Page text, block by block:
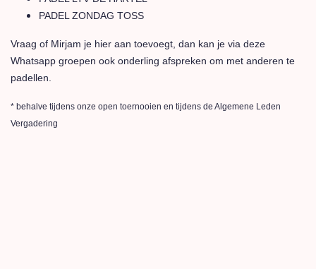
PADEL ZONDAG TOSS
Vraag of Mirjam je hier aan toevoegt, dan kan je via deze
Whatsapp groepen ook onderling afspreken om met anderen te
padellen.
* behalve tijdens onze open toernooien en tijdens de Algemene Leden
Vergadering